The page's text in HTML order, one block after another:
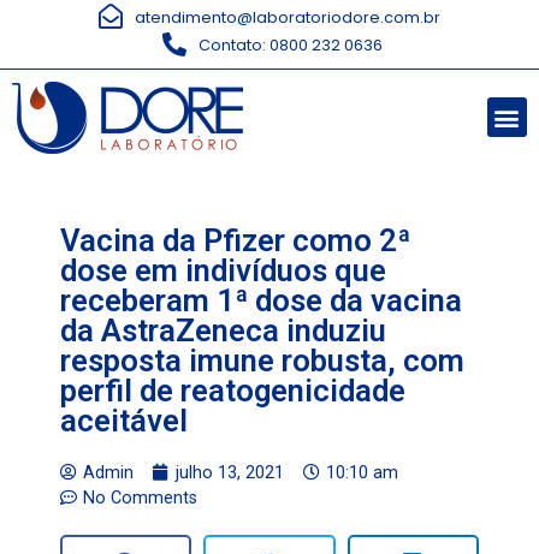
atendimento@laboratoriodore.com.br
Contato: 0800 232 0636
Vacina da Pfizer como 2ª
dose em indivíduos que
receberam 1ª dose da vacina
da AstraZeneca induziu
resposta imune robusta, com
perfil de reatogenicidade
aceitável
Admin julho 13, 2021
10:10 am
No Comments